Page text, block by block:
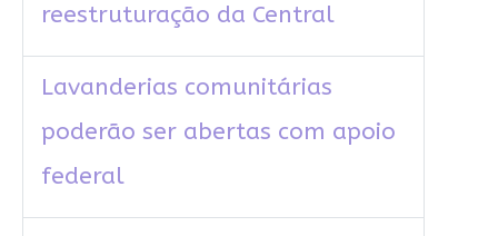
reestruturação da Central
Lavanderias comunitárias
poderão ser abertas com apoio
federal